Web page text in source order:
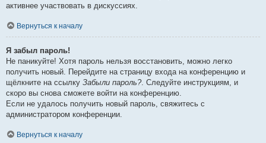
активнее участвовать в дискуссиях.
Вернуться к началу
Я забыл пароль!
Не паникуйте! Хотя пароль нельзя восстановить, можно легко
получить новый. Перейдите на страницу входа на конференцию и
щёлкните на ссылку Забыли пароль?. Следуйте инструкциям, и
скоро вы снова сможете войти на конференцию.
Если не удалось получить новый пароль, свяжитесь с
администратором конференции.
Вернуться к началу